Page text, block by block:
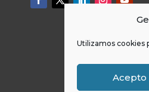
Utilizamos cookies
Acepto